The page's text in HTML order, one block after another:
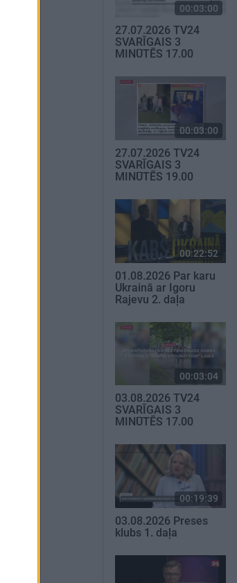
00:03:00
27.07.2026 TV24
SVARĪGAIS 3
MINŪTĒS 17.00
00:03:00
27.07.2026 TV24
SVARĪGAIS 3
MINŪTĒS 19.00
00:22:52
01.08.2026 Par karu
Ukrainā ar Igoru
Rajevu 2. daļa
00:03:04
03.08.2026 TV24
SVARĪGAIS 3
MINŪTĒS 17.00
00:19:39
03.08.2026 Preses
klubs 1. daļa